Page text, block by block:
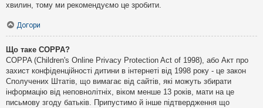
хвилин, тому ми рекомендуємо це зробити.
Догори
Що таке COPPA?
COPPA (Children's Online Privacy Protection Act of 1998), або Акт про
захист конфіденційності дитини в інтернеті від 1998 року - це закон
Сполучених Штатів, що вимагає від сайтів, які можуть збирати
інформацію від неповнолітніх, віком менше 13 років, мати на це
письмову згоду батьків. Припустимо й інше підтвердження що